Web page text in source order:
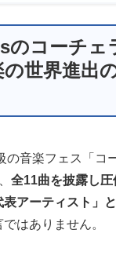
のコーチェ
世界進出
の音楽フェス「コ
全11曲を披露し
表アーティスト」
はありません。